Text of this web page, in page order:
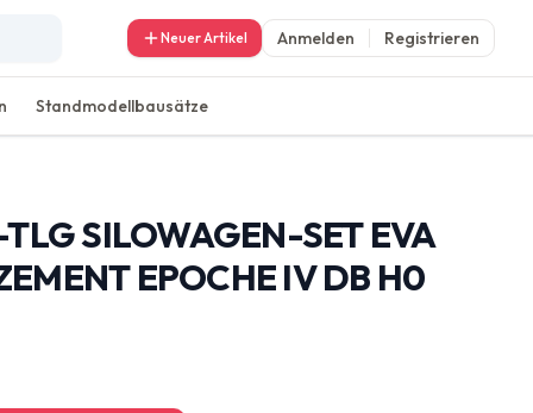
Neuer Artikel Anmelden Registrieren
Standmodellbausätze
SILOWAGEN-SET EVA
EPOCHE IV DB H0